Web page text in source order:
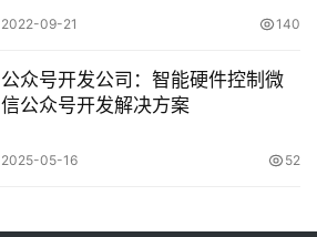
2022-09-21 140
公众号开发公司：智能硬件控制微
信公众号开发解决方案
2025-05-16 52